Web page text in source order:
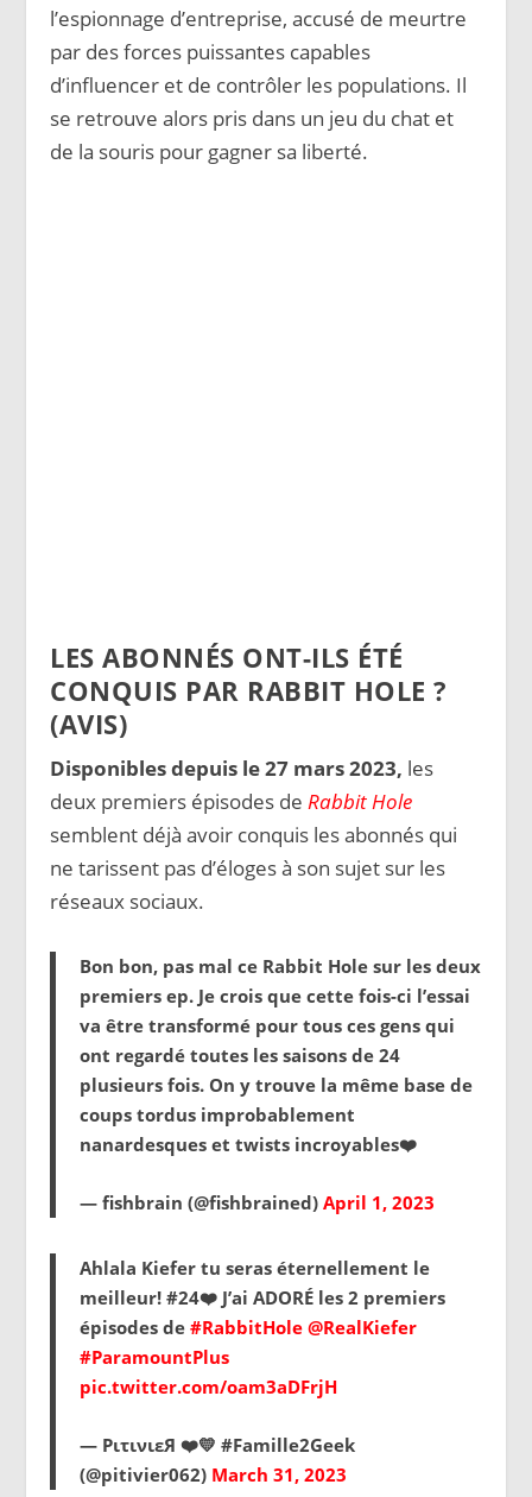
l’espionnage d’entreprise, accusé de meurtre
par des forces puissantes capables
d’influencer et de contrôler les populations. Il
se retrouve alors pris dans un jeu du chat et
de la souris pour gagner sa liberté.
LES ABONNÉS ONT-ILS ÉTÉ
CONQUIS PAR RABBIT HOLE ?
(AVIS)
Disponibles depuis le 27 mars 2023, les
deux premiers épisodes de Rabbit Hole
semblent déjà avoir conquis les abonnés qui
ne tarissent pas d’éloges à son sujet sur les
réseaux sociaux.
Bon bon, pas mal ce Rabbit Hole sur les deux
premiers ep. Je crois que cette fois-ci l’essai
va être transformé pour tous ces gens qui
ont regardé toutes les saisons de 24
plusieurs fois. On y trouve la même base de
coups tordus improbablement
nanardesques et twists incroyables❤️
— fishbrain (@fishbrained)April 1, 2023
Ahlala Kiefer tu seras éternellement le
meilleur! #24❤️ J’ai ADORÉ les 2 premiers
épisodes de#RabbitHole @RealKiefer
#ParamountPlus
pic.twitter.com/oam3aDFrjH
— PιτινιεЯ ❤️💛 #Famille2Geek
(@pitivier062) March 31, 2023